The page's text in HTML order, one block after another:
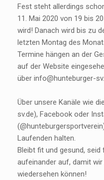
Fest steht allerdings
11. Mai 2020 von 19 bis
wird! Danach wird bis zu
letzten Montag des
Termine hängen an der
auf der Website
über info@hunteburger-
Über unsere Kanäle wie
sv.de), Facebook oder
Laufenden halten.
Bleibt fit und gesund,
aufeinander auf, damit
wiedersehen können!